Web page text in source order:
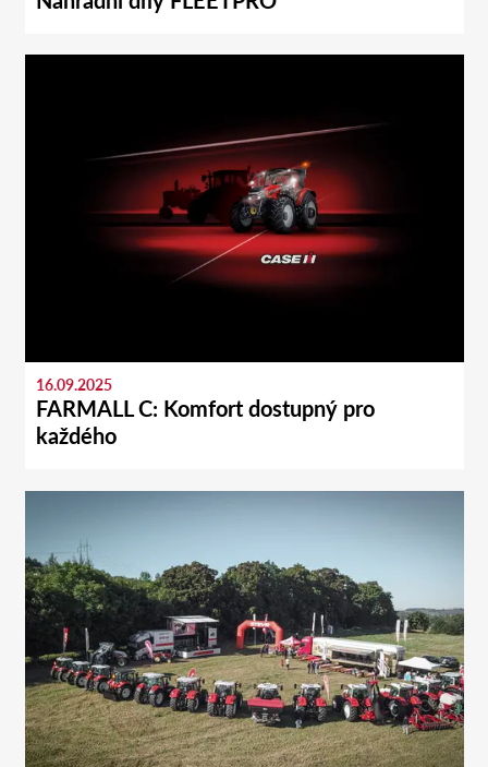
16.09.2025
FARMALL C: Komfort dostupný pro
každého